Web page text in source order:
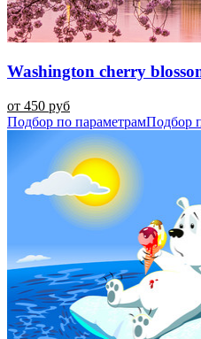
Washington cherry
от 450 руб
Подбор по параметрамПодбор